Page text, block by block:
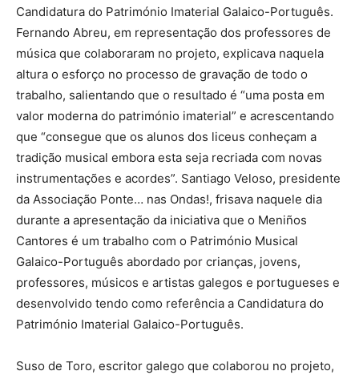
Candidatura do Património Imaterial Galaico-Português.
Fernando Abreu, em representação dos professores de
música que colaboraram no projeto, explicava naquela
altura o esforço no processo de gravação de todo o
trabalho, salientando que o resultado é “uma posta em
valor moderna do património imaterial” e acrescentando
que “consegue que os alunos dos liceus conheçam a
tradição musical embora esta seja recriada com novas
instrumentações e acordes”. Santiago Veloso, presidente
da Associação Ponte… nas Ondas!, frisava naquele dia
durante a apresentação da iniciativa que o Meniños
Cantores é um trabalho com o Património Musical
Galaico-Português abordado por crianças, jovens,
professores, músicos e artistas galegos e portugueses e
desenvolvido tendo como referência a Candidatura do
Património Imaterial Galaico-Português.
Suso de Toro, escritor galego que colaborou no projeto,